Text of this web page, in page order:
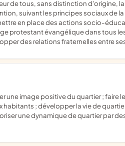
suivant les principes sociaux de
en place des actions socio-
protestant évangélique dans tous
des relations fraternelles entre
; développer la vie de
une dynamique de quartier par